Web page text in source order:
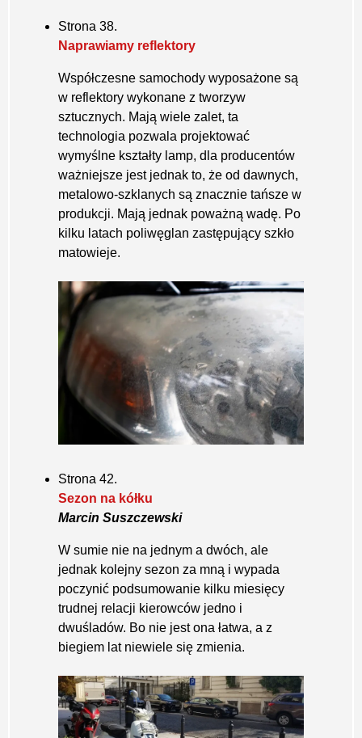
Strona 38.
Naprawiamy reflektory
Współczesne samochody wyposażone są
w reflektory wykonane z tworzyw
sztucznych. Mają wiele zalet, ta
technologia pozwala projektować
wymyślne kształty lamp, dla producentów
ważniejsze jest jednak to, że od dawnych,
metalowo-szklanych są znacznie tańsze w
produkcji. Mają jednak poważną wadę. Po
kilku latach poliwęglan zastępujący szkło
matowieje.
Strona 42.
Sezon na kółku
Marcin Suszczewski
W sumie nie na jednym a dwóch, ale
jednak kolejny sezon za mną i wypada
poczynić podsumowanie kilku miesięcy
trudnej relacji kierowców jedno i
dwuśladów. Bo nie jest ona łatwa, a z
biegiem lat niewiele się zmienia.